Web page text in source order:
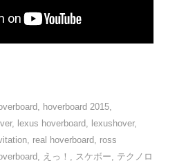
, hoverboard 2015,
, lexus hoverboard, lexushover,
, real hoverboard, ross
, えっ！ , スケボー, テクノロ